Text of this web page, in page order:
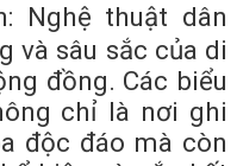
Nghệ thuật dân
và sâu sắc của di
đồng. Các biểu
chỉ là nơi ghi
độc đáo mà còn